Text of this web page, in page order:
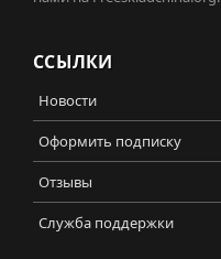
ССЫЛКИ
Новости
Оформить подписку
Отзывы
Служба поддержки